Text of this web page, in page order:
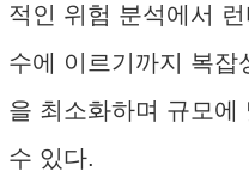
적인 위험 분석에서
수에 이르기까지 복잡
을 최소화하며 규모
수 있다.